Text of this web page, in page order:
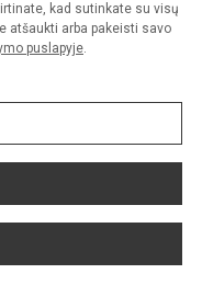
kad sutinkate su visų
atšaukti arba pakeisti savo
puslapyje.
Privatumo politika